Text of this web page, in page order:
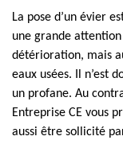
La pose d’un évier
une grande
détérioration, mais
eaux usées. Il n’est
un profane. Au
Entreprise CE vous
aussi être sollicité